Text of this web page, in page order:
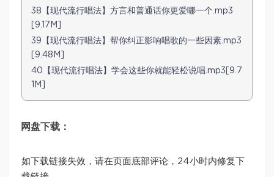
38【现代流行唱法】方言和普通话你更爱哪一个.mp3
[9.17M]
39【现代流行唱法】帮你纠正影响唱歌的一些因素.mp3
[9.48M]
40【现代流行唱法】学会这些你就能轻松说唱.mp3[9.7
1M]
网盘下载：
如下载链接失效，请在页面底部评论，24小时内修复下